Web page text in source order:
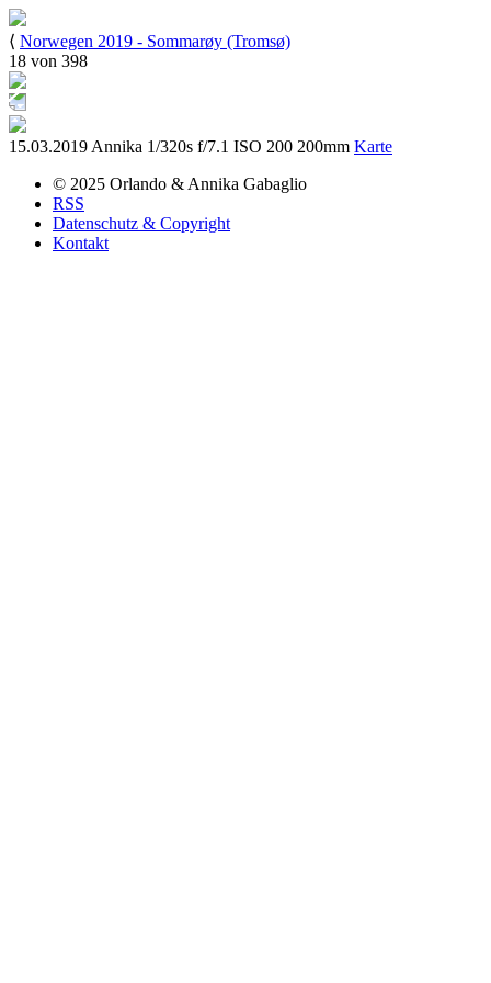
⟨ Norwegen 2019 - Sommarøy (Tromsø)
18 von 398
15.03.2019 Annika 1/320s f/7.1 ISO 200 200mm Karte
© 2025 Orlando & Annika Gabaglio
RSS
Datenschutz & Copyright
Kontakt